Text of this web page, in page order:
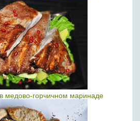
медово-горчичном маринаде